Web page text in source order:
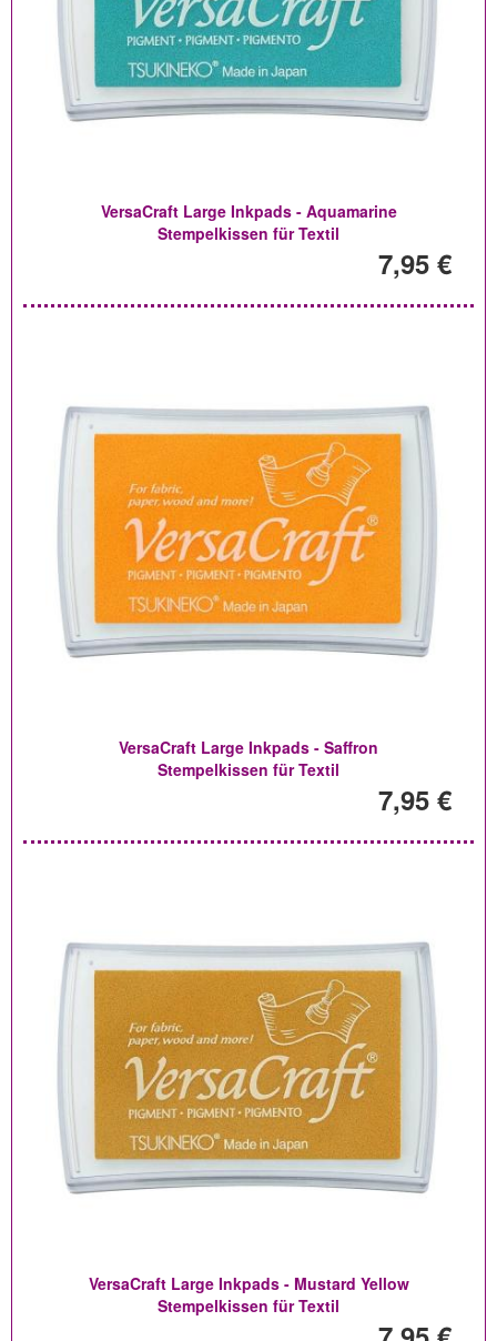
VersaCraft Large Inkpads - Aquamarine
Stempelkissen für Textil
7,95 €
VersaCraft Large Inkpads - Saffron
Stempelkissen für Textil
7,95 €
VersaCraft Large Inkpads - Mustard Yellow
Stempelkissen für Textil